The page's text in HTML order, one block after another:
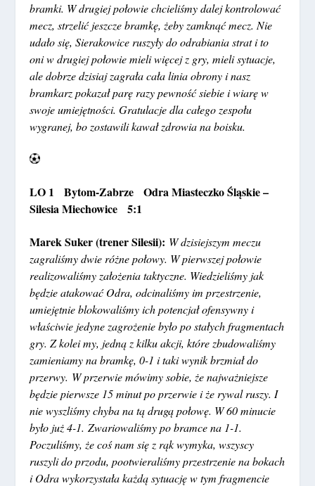
bramki. W drugiej połowie chcieliśmy dalej kontrolować
mecz, strzelić jeszcze bramkę, żeby zamknąć mecz. Nie
udało się, Sierakowice ruszyły do odrabiania strat i to
oni w drugiej połowie mieli więcej z gry, mieli sytuacje,
ale dobrze dzisiaj zagrała cała linia obrony i nasz
bramkarz pokazał parę razy pewność siebie i wiarę w
swoje umiejętności. Gratulacje dla całego zespołu
wygranej, bo zostawili kawał zdrowia na boisku.
LO 1 Bytom-Zabrze Odra Miasteczko Śląskie –
Silesia Miechowice 5:1
Marek Suker (trener Silesii): W dzisiejszym meczu
zagraliśmy dwie różne połowy. W pierwszej połowie
realizowaliśmy założenia taktyczne. Wiedzieliśmy jak
będzie atakować Odra, odcinaliśmy im przestrzenie,
umiejętnie blokowaliśmy ich potencjał ofensywny i
właściwie jedyne zagrożenie było po stałych fragmentach
gry. Z kolei my, jedną z kilku akcji, które zbudowaliśmy
zamieniamy na bramkę, 0-1 i taki wynik brzmiał do
przerwy. W przerwie mówimy sobie, że najważniejsze
będzie pierwsze 15 minut po przerwie i że rywal ruszy. I
nie wyszliśmy chyba na tą drugą połowę. W 60 minucie
było już 4-1. Zwariowaliśmy po bramce na 1-1.
Poczuliśmy, że coś nam się z rąk wymyka, wszyscy
ruszyli do przodu, pootwieraliśmy przestrzenie na bokach
i Odra wykorzystała każdą sytuację w tym fragmencie